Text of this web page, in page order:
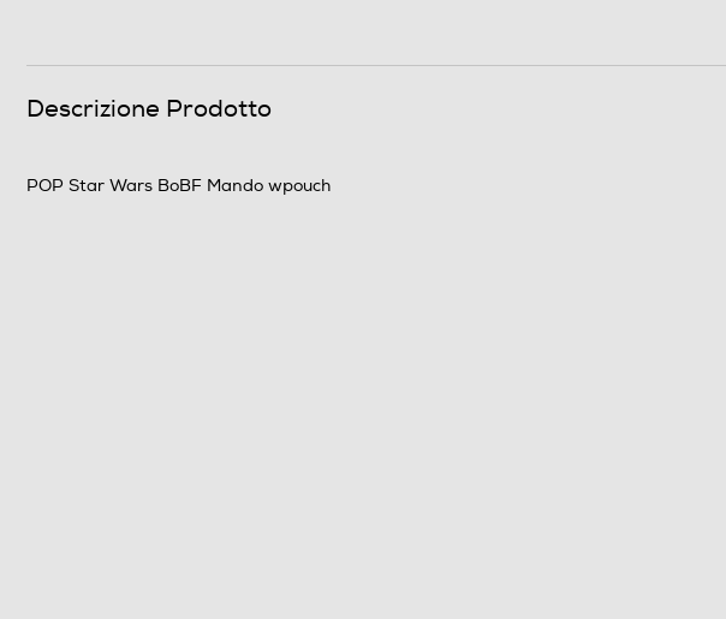
Descrizione Prodotto
POP Star Wars BoBF Mando wpouch